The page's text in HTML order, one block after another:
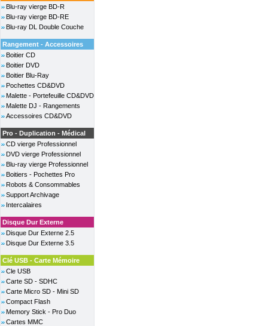
Blu-ray vierge BD-R
Blu-ray vierge BD-RE
Blu-ray DL Double Couche
Rangement - Accessoires
Boitier CD
Boitier DVD
Boitier Blu-Ray
Pochettes CD&DVD
Malette - Portefeuille CD&DVD
Malette DJ - Rangements
Accessoires CD&DVD
Pro - Duplication - Médical
CD vierge Professionnel
DVD vierge Professionnel
Blu-ray vierge Professionnel
Boitiers - Pochettes Pro
Robots & Consommables
Support Archivage
Intercalaires
Disque Dur Externe
Disque Dur Externe 2.5
Disque Dur Externe 3.5
Clé USB - Carte Mémoire
Cle USB
Carte SD - SDHC
Carte Micro SD - Mini SD
Compact Flash
Memory Stick - Pro Duo
Cartes MMC